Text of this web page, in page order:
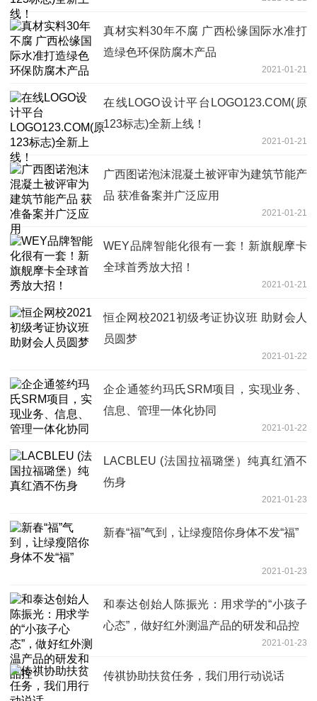
真材实料30年不腐 广西松缘国际水准打
造绿色环保防腐木产品
2021-01-21
在线LOGO设计平台LOGO123.COM(原
123标志)全新上线！
2021-01-21
广西图诺泡沫混凝土被评审为建筑节能产
品 获准备案并广泛应用
2021-01-21
WEY品牌智能化很有一套！新旗舰摩卡
全球首秀放大招！
2021-01-21
恒企网校2021初级考证协议班 助财会人
员圆梦
2021-01-22
企企通签约玛氏SRM项目，实现业务、
信息、管理一体化协同
2021-01-22
LACBLEU (法国拉福璐堡）纯真红酒不
伤身
2021-01-23
新春“福”气到，让绿瘦陪你身体不发“福”
2021-01-23
和泰达创始人陈振光：用求学的“小孩子
心态”，做好红外测温产品的研发和品控
2021-01-23
传祺协助扶贫任务，我们用行动说话